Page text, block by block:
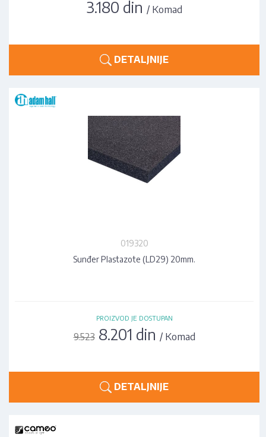
3.180 din / Komad
DETALJNIJE
019320
Sunđer Plastazote (LD29) 20mm.
PROIZVOD JE DOSTUPAN
9.5238.201 din / Komad
DETALJNIJE